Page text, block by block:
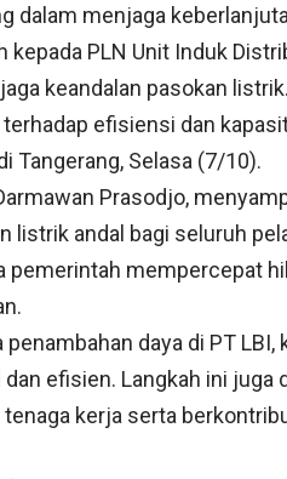
dalam menjaga
kepada PLN Unit Induk
keandalan pasokan
efisiensi dan
Tangerang, Selasa (7/10).
Prasodjo,
listrik andal bagi seluruh
pemerintah mempercepat
penambahan daya di PT
efisien. Langkah ini
kerja serta